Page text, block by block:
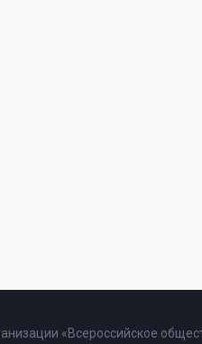
«Всероссийское